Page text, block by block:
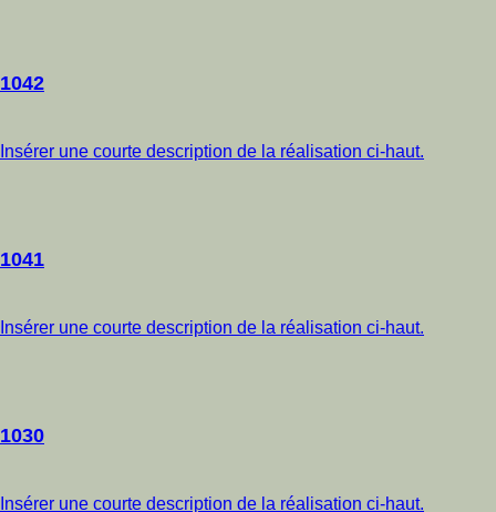
1042
Insérer une courte description de la réalisation ci-haut.
1041
Insérer une courte description de la réalisation ci-haut.
1030
Insérer une courte description de la réalisation ci-haut.